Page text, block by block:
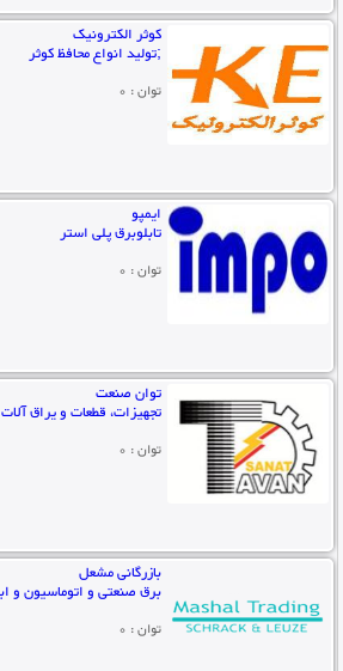
کوثر الکترونیک
;تولید انواع محافظ کوثر
توان : 0
ایمپو
تابلوبرق پلی استر
توان : 0
توان صنعت
تجهیزات، قطعات و یراق
توان : 0
بازرگانی مشعل
برق صنعتی و اتوماسیون و
توان : 0